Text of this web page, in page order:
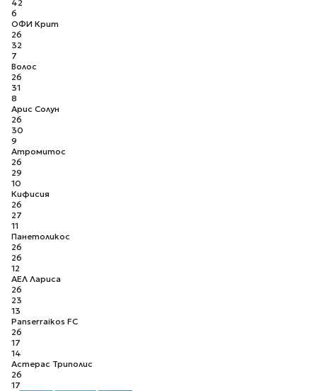
42
6
ОФИ Крит
26
32
7
Волос
26
31
8
Арис Солун
26
30
9
Атромитос
26
29
10
Кифисия
26
27
11
Панетоликос
26
26
12
АЕЛ Лариса
26
23
13
Panserraikos FC
26
17
14
Астерас Триполис
26
17